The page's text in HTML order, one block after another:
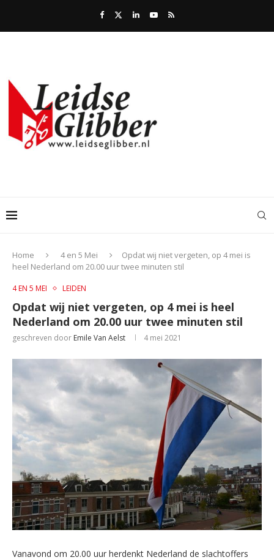
Home 4 en 5 Mei
Opdat wij niet vergeten, op 4 mei is
heel Nederland om 20.00 uur twee minuten stil
4 EN 5 MEI LEIDEN
Opdat wij niet vergeten, op 4 mei is heel
Nederland om 20.00 uur twee minuten stil
geschreven door Emile Van Aelst 4 mei 2021
Vanavond om 20.00 uur herdenkt Nederland de slachtoffers